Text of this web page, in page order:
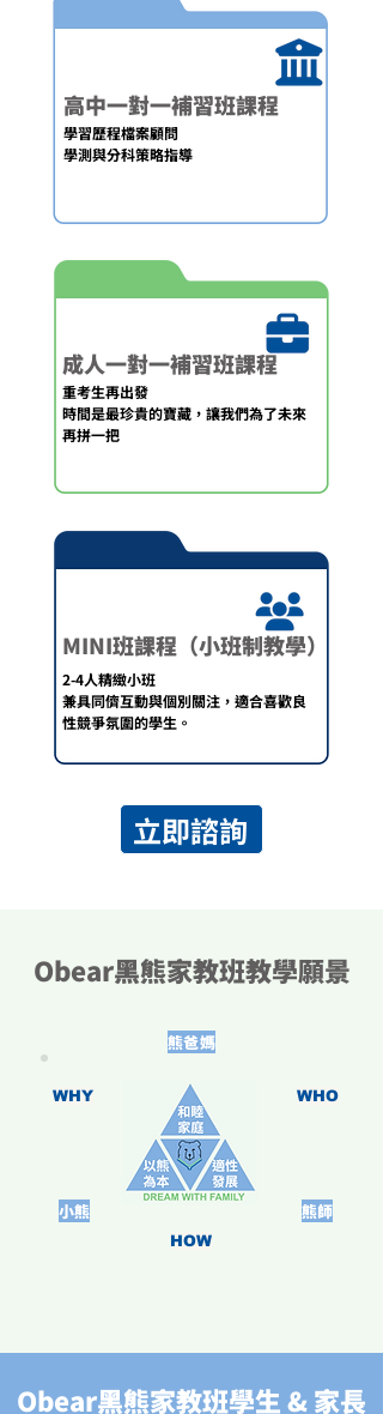
高中一對一補習班課程
學習歷程檔案顧問
學測與分科策略指導
重考生再出發
時間是最珍貴的寶藏， 讓我們為了未來
再拼一把
成人一對一補習班課程
MINI班課程（小班制教學）
2-4人精緻小班
兼具同儕互動與個別關注，適合喜歡良
性競爭氛圍的學生。
立即諮詢
Obear黑熊家教班教學願景
​小熊
WHY WHO
​熊師
HOW
​熊爸媽
Obear黑熊家教班學生 & 家長